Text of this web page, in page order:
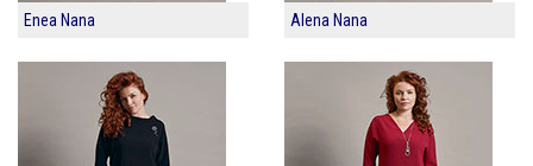
Enea Nana Alena Nana